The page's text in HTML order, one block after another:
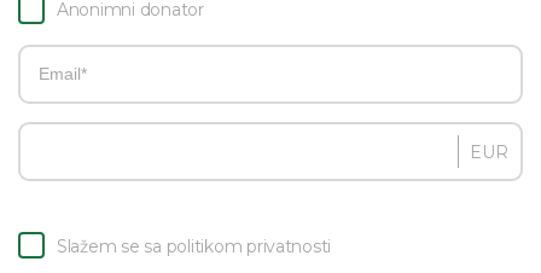
Anonimni donator
EUR
Slažem se sa politikom privatnosti